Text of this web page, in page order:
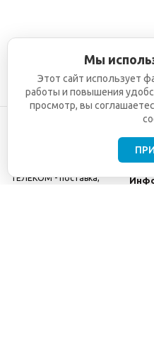
ТЕЛЕКОМ - поставка,
Мы
Этот сайт использует
работы и повышения
просмотр, вы